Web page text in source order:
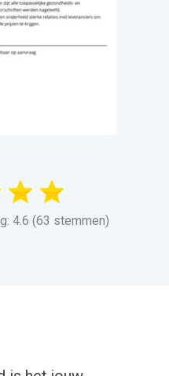
4.6 (63 stemmen)